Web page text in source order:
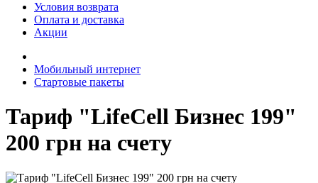
Условия возврата
Оплата и доставка
Акции
Мобильный интернет
Стартовые пакеты
Тариф "LifeCell Бизнес 199"
200 грн на счету